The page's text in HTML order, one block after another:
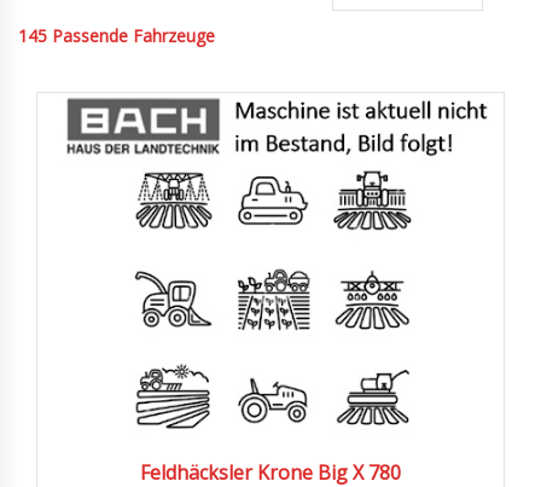
145 Passende Fahrzeuge
Feldhäcksler Krone Big X 780